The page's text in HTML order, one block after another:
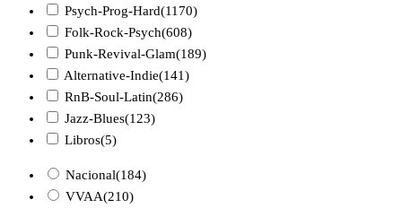
Psych-Prog-Hard(1170)
Folk-Rock-Psych(608)
Punk-Revival-Glam(189)
Alternative-Indie(141)
RnB-Soul-Latin(286)
Jazz-Blues(123)
Libros(5)
Nacional(184)
VVAA(210)